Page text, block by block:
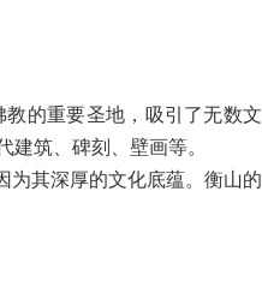
的重要圣地，吸引了无数文
建筑、碑刻、壁画等。
为其深厚的文化底蕴。衡山的